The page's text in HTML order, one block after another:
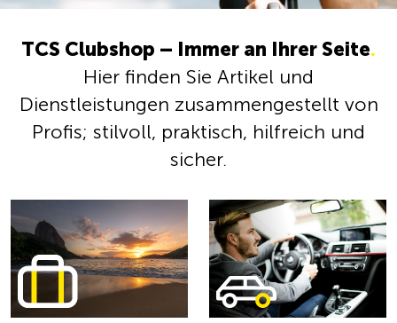
TCS Clubshop – Immer an Ihrer Seite.
Hier finden Sie Artikel und
Dienstleistungen zusammengestellt von
Profis; stilvoll, praktisch, hilfreich und
sicher.